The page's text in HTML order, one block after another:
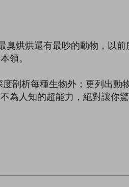
臭烘烘還有最吵的動物，以前
領。
剖析每種生物外；更列出動
為人知的超能力，絕對讓你驚